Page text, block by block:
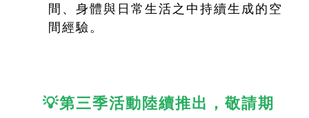
間、身體與日常生活之中持續生成的空
間經驗。
💡第三季活動陸續推出，敬請期